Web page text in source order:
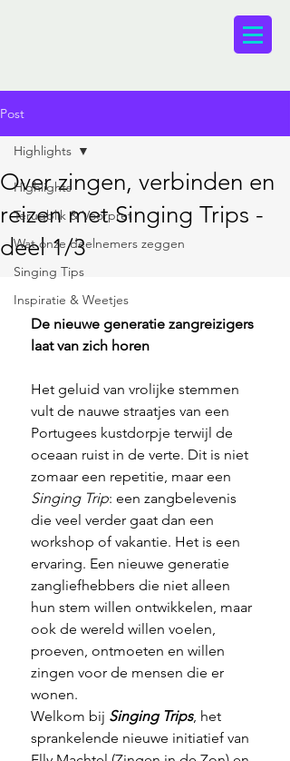
Post
Highlights
Terugblik & Voorpret
Wat onze deelnemers zeggen
Singing Tips
Inspiratie & Weetjes
Highlights
Over zingen, verbinden en
reizen met Singing Trips -
deel 1/3
De nieuwe generatie zangreizigers
laat van zich horen
Het geluid van vrolijke stemmen
vult de nauwe straatjes van een
Portugees kustdorpje terwijl de
oceaan ruist in de verte. Dit is niet
zomaar een repetitie, maar een
Singing Trip: een zangbelevenis
die veel verder gaat dan een
workshop of vakantie. Het is een
ervaring. Een nieuwe generatie
zangliefhebbers die niet alleen
hun stem willen ontwikkelen, maar
ook de wereld willen voelen,
proeven, ontmoeten en willen
zingen voor de mensen die er
wonen.
Welkom bij Singing Trips, het
sprankelende nieuwe initiatief van